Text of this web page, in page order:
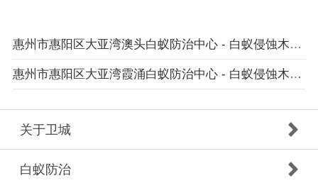
惠州市惠阳区大亚湾澳头白蚁防治中心 - 白蚁侵蚀木质家具表面影响美观度
惠州市惠阳区大亚湾霞涌白蚁防治中心 - 白蚁侵蚀木质阳台栏杆影响安全防护
关于卫城
白蚁防治